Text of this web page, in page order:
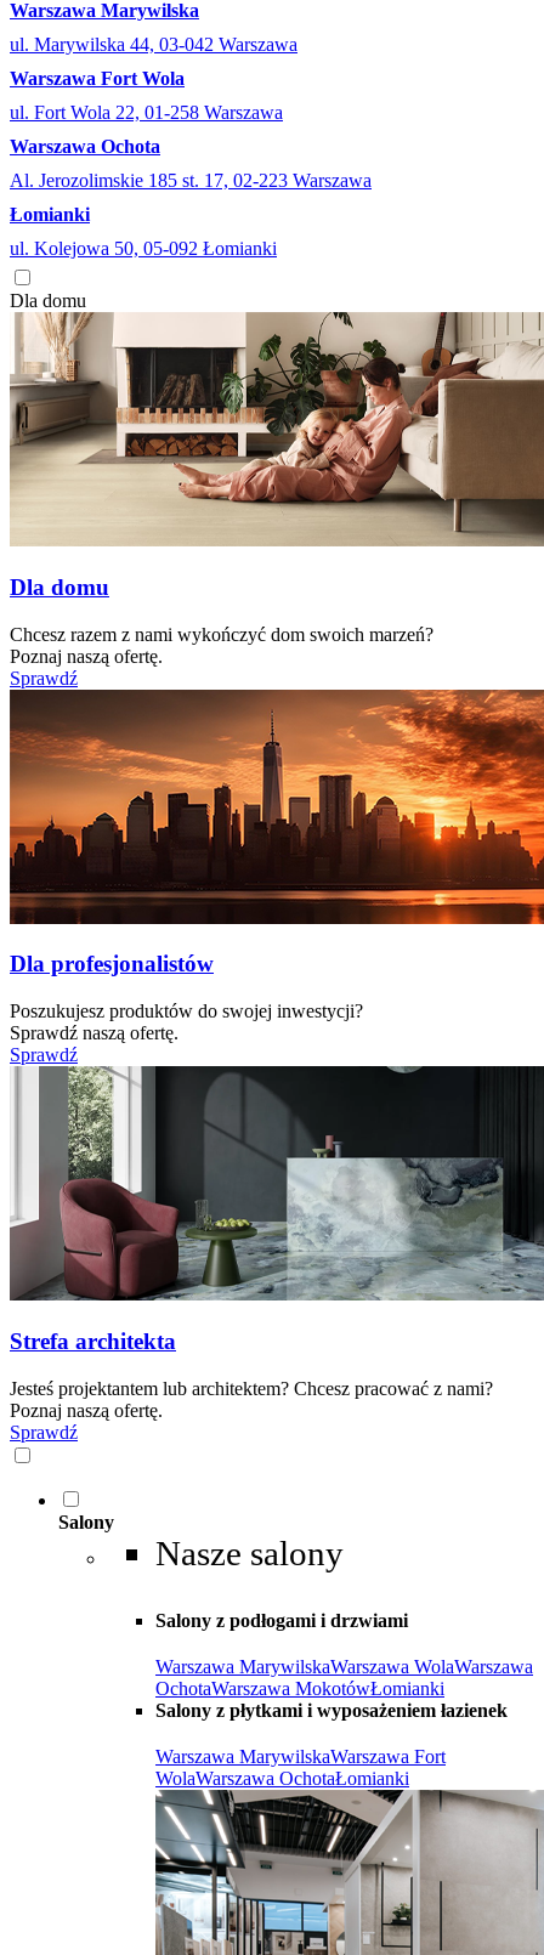
Warszawa Marywilska
ul. Marywilska 44, 03-042 Warszawa
Warszawa Fort Wola
ul. Fort Wola 22, 01-258 Warszawa
Warszawa Ochota
Al. Jerozolimskie 185 st. 17, 02-223 Warszawa
Łomianki
ul. Kolejowa 50, 05-092 Łomianki
Dla domu
Dla domu
Chcesz razem z nami wykończyć dom swoich marzeń?
Poznaj naszą ofertę.
Sprawdź
Dla profesjonalistów
Poszukujesz produktów do swojej inwestycji?
Sprawdź naszą ofertę.
Sprawdź
Strefa architekta
Jesteś projektantem lub architektem? Chcesz pracować z nami?
Poznaj naszą ofertę.
Sprawdź
Salony
Nasze salony
Salony z podłogami i drzwiami
Warszawa MarywilskaWarszawa WolaWarszawa
OchotaWarszawa MokotówŁomianki
Salony z płytkami i wyposażeniem łazienek
Warszawa MarywilskaWarszawa Fort
WolaWarszawa OchotaŁomianki